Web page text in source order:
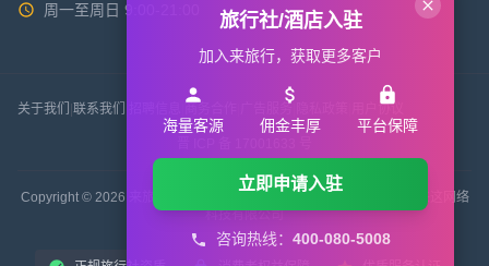
周一至周日 9:00-21:00
关于我们 联系我们 用户协议
Copyright © 2026 来旅行旅游网 All Rights Reserved. 版权所有 山西来这网络
科技有限公司
旅行社/酒店入驻
加入来旅行，获取更多客户
海量客源 佣金丰厚 平台保障
立即申请入驻
咨询热线： 400-080-5008